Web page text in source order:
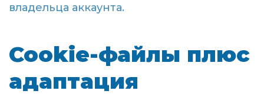
владельца аккаунта.
Cookie-файлы плюс
адаптация